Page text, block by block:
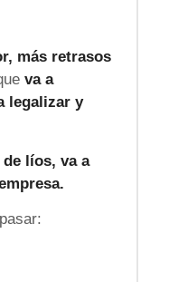
más retrasos
va a
legalizar y
líos, va a